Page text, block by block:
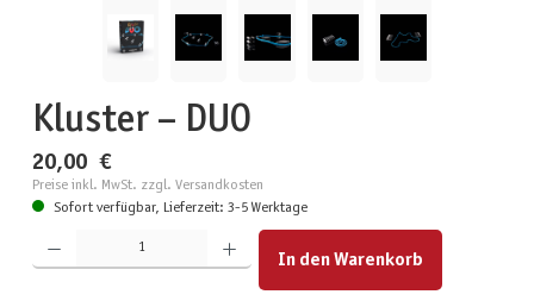
Kluster – DUO
20,00 €
Preise inkl. MwSt. zzgl. Versandkosten
Sofort verfügbar, Lieferzeit: 3-5 Werktage
Produkt Anzahl: Gib den gewünschten Wert ein oder benutze die Schaltflächen um die Anzahl zu
In den Warenkorb